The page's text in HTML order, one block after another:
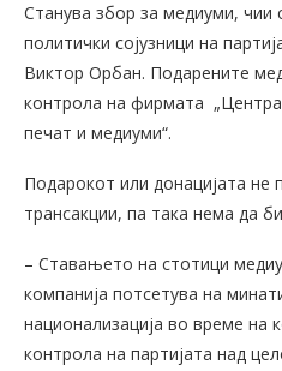
Станува збор за медиуми, чии
политички сојузници на
Виктор Орбан. Подарените
контрола на фирмата
печат и медиуми“.
Подарокот или донацијата не
трансакции, па така нема да
– Ставањето на стотици
компанија потсетува на
национализација во време на
контрола на партијата над